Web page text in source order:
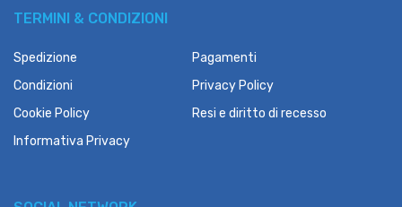
TERMINI & CONDIZIONI
Spedizione
Pagamenti
Condizioni
Privacy Policy
Cookie Policy
Resi e diritto di recesso
Informativa Privacy